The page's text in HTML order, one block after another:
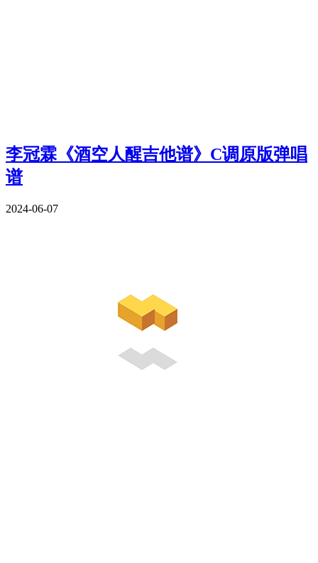
李冠霖《酒空人醒吉他谱》C调原版弹唱
谱
2024-06-07